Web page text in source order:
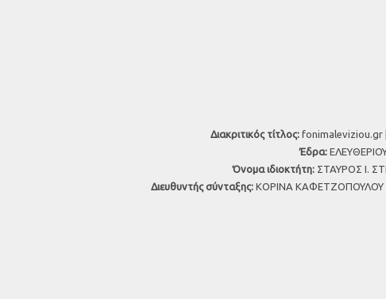
Διακριτικός τίτλος: fonimaleviziou.gr |
Έδρα:
Όνομα ιδιοκτήτη: ΣΤΑΥΡΟΣ Ι.
Διευθυντής σύνταξης: ΚΟΡΙΝΑ ΚΑΦΕΤΖΟΠΟΥΛΟΥ